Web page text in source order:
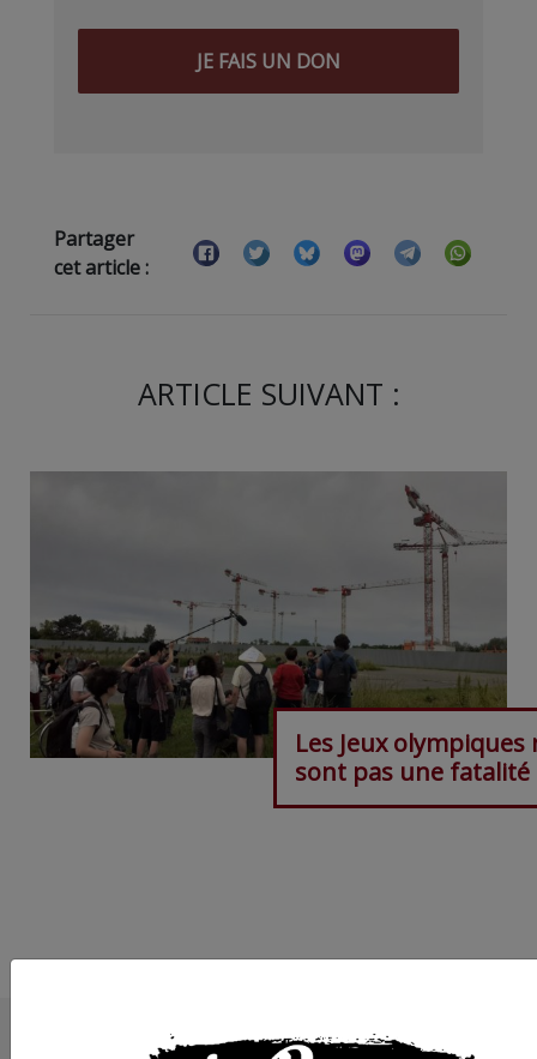
JE FAIS UN DON
Partager
cet article :
ARTICLE SUIVANT :
Les Jeux olympiques
sont pas une fatalité